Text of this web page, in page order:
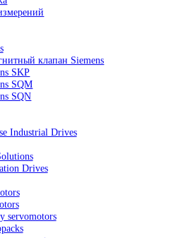
измерений
клапан Siemens
SKP
SQM
SQN
Industrial Drives